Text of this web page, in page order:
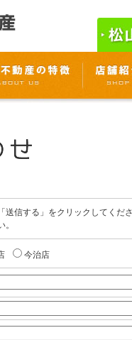
送信する」をクリックしてくだ
今治店